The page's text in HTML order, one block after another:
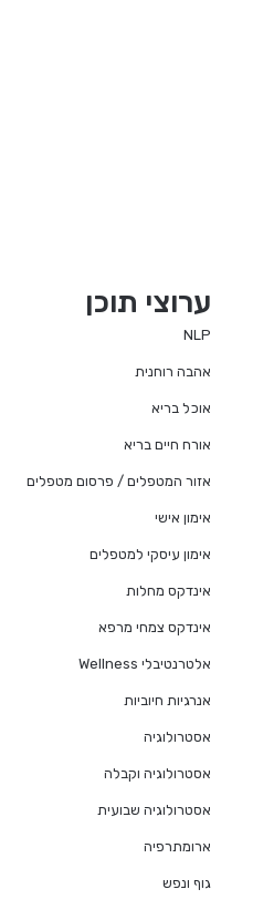
ערוצי תוכן
NLP
אהבה רוחנית
אוכל בריא
אורח חיים בריא
אזור המטפלים / פרסום מטפלים
אימון אישי
אימון עיסקי למטפלים
אינדקס מחלות
אינדקס צמחי מרפא
אלטרנטיבלי Wellness
אנרגיות חיוביות
אסטרולוגיה
אסטרולוגיה וקבלה
אסטרולוגיה שבועית
ארומתרפיה
גוף ונפש